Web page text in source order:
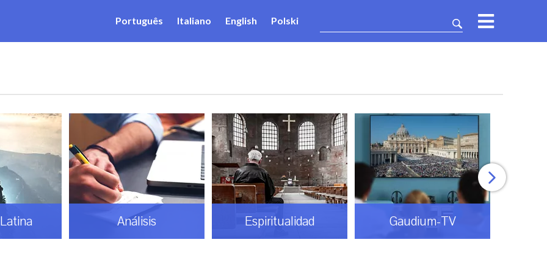
Português Italiano English Polski
Análisis Espiritualidad Gaudium-TV